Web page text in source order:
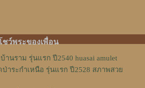
ชว์พระของเพื่อน
นราม รุ่นแรก ปี2540 huasai amulet
าระกำเหนือ รุ่นแรก ปี2528 สภาพสวย